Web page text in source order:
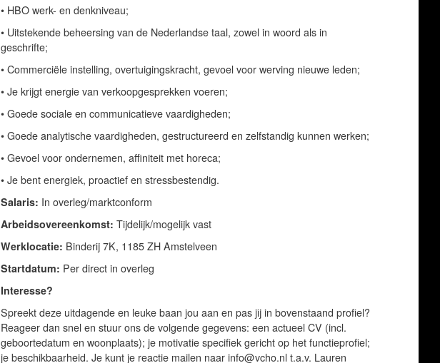
• HBO werk- en denkniveau;
• Uitstekende beheersing van de Nederlandse taal, zowel in woord als in
geschrifte;
• Commerciële instelling, overtuigingskracht, gevoel voor werving nieuwe leden;
• Je krijgt energie van verkoopgesprekken voeren;
• Goede sociale en communicatieve vaardigheden;
• Goede analytische vaardigheden, gestructureerd en zelfstandig kunnen werken;
• Gevoel voor ondernemen, affiniteit met horeca;
• Je bent energiek, proactief en stressbestendig.
Salaris: In overleg/marktconform
Arbeidsovereenkomst: Tijdelijk/mogelijk vast
Werklocatie: Binderij 7K, 1185 ZH Amstelveen
Startdatum: Per direct in overleg
Interesse?
Spreekt deze uitdagende en leuke baan jou aan en pas jij in bovenstaand profiel?
Reageer dan snel en stuur ons de volgende gegevens: een actueel CV (incl.
geboortedatum en woonplaats); je motivatie specifiek gericht op het functieprofiel;
je beschikbaarheid. Je kunt je reactie mailen naar info@vcho.nl t.a.v. Lauren